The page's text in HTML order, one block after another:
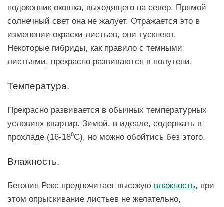
подоконник окошка, выходящего на север. Прямой
солнечный свет она не жалует. Отражается это в
изменении окраски листьев, они тускнеют.
Некоторые гибриды, как правило с темными
листьями, прекрасно развиваются в полутени.
Температура.
Прекрасно развивается в обычных температурных
условиях квартир. Зимой, в идеале, содержать в
прохладе (16-18⁰C), но можно обойтись без этого.
Влажность.
Бегония Рекс предпочитает высокую влажность, при
этом опрыскивание листьев не желательно,